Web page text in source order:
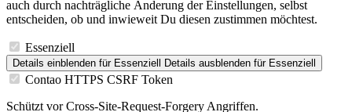
auch durch nachträgliche Änderung der Einstellungen, selbst
entscheiden, ob und inwieweit Du diesen zustimmen möchtest.
Essenziell
Details einblenden für Essenziell Details ausblenden für Essenziell
Contao HTTPS CSRF Token
Schützt vor Cross-Site-Request-Forgery Angriffen.